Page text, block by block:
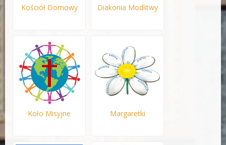
Kościół Domowy Diakonia Modlitwy
Koło Misyjne Margaretki